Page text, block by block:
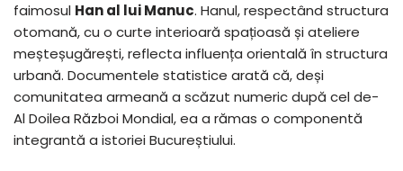
faimosul Han al lui Manuc. Hanul, respectând structura
otomană, cu o curte interioară spațioasă și ateliere
meșteșugărești, reflecta influența orientală în structura
urbană. Documentele statistice arată că, deși
comunitatea armeană a scăzut numeric după cel de-
Al Doilea Război Mondial, ea a rămas o componentă
integrantă a istoriei Bucureștiului.